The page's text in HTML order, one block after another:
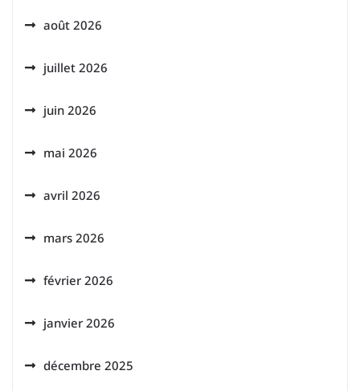
août 2026
juillet 2026
juin 2026
mai 2026
avril 2026
mars 2026
février 2026
janvier 2026
décembre 2025